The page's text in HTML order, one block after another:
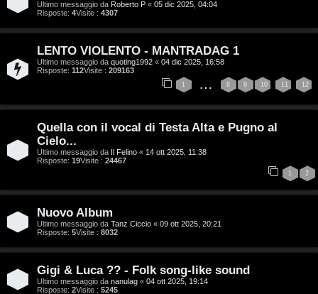
s
t
a
r
o
m
e
n
Ultimo messaggio da Roberto P « 05 dic 2025, 04:04
Risposte: 4Visite : 4307
LENTO VIOLENTO - MANTRADAG 1
Ultimo messaggio da quoting1992 « 04 dic 2025, 16:58
Risposte: 112Visite : 209163
1 … 8 9 10 11 12
Quella con il vocal di Testa Alta e Pugno al
Cielo...
Ultimo messaggio da Il Felino « 14 ott 2025, 11:38
Risposte: 19Visite : 24467
1 2
Nuovo Album
Ultimo messaggio da Tanz Ciccio « 09 ott 2025, 20:21
Risposte: 5Visite : 8032
Gigi & Luca ?? - Folk song-like sound
Ultimo messaggio da nanulag « 04 ott 2025, 19:14
Risposte: 2Visite : 5245
s
i
n
i
T
o
u
r